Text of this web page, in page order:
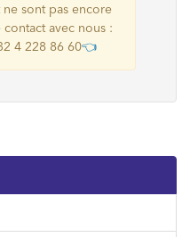
sont pas encore
avec nous :
4 228 86 60👈